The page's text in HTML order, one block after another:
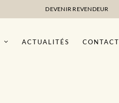
DEVENIR REVENDEUR
ACTUALITÉS CONTACT